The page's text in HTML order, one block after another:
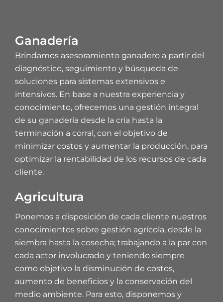
Ganadería
Brindamos asesoramiento ganadero a partir del
diagnóstico, seguimiento y búsqueda de
soluciones para sistemas extensivos e
intensivos. En base a nuestra experiencia y
conocimiento, ofrecemos una gestión integral
de su ganadería desde la cría hasta la
terminación a corral, con el objetivo de
minimizar costos y aumentar la producción, para
optimizar la rentabilidad de los recursos de cada
cliente.
Agricultura
Ponemos a disposición de cada cliente nuestros
conocimientos sobre gestión agrícola, desde la
siembra hasta la cosecha; trabajando a la par con
cada actor involucrado y teniendo siempre
como objetivo la disminución de costos,
aumento de beneficios y la conservación del
medio ambiente. Para esto, disponemos y